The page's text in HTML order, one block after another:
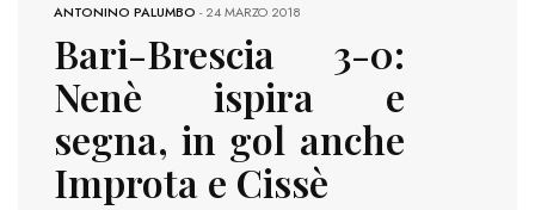
ANTONINO PALUMBO -24 MARZO 2018
Bari-Brescia 3-0:
Nenè ispira e
segna, in gol anche
Improta e Cissè